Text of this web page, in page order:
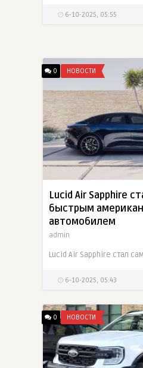
6-10-2025, 05:55
0 НОВОСТИ
Lucid Air Sapphire
быстрым
автомобилем
admin
6-10-2025, 05:43
0 НОВОСТИ